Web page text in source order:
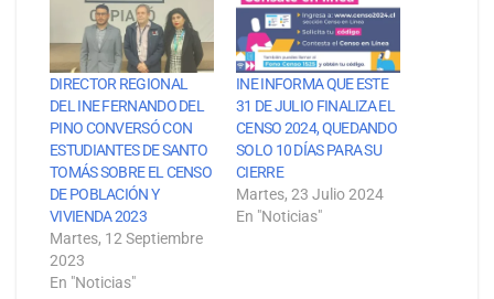
DIRECTOR REGIONAL
DEL INE FERNANDO DEL
PINO CONVERSÓ CON
ESTUDIANTES DE SANTO
TOMÁS SOBRE EL CENSO
DE POBLACIÓN Y
VIVIENDA 2023
Martes, 12 Septiembre
2023
En "Noticias"
INE INFORMA QUE ESTE
31 DE JULIO FINALIZA EL
CENSO 2024, QUEDANDO
SOLO 10 DÍAS PARA SU
CIERRE
Martes, 23 Julio 2024
En "Noticias"